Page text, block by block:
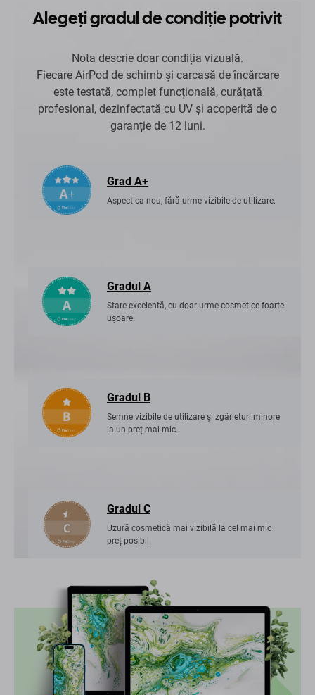
Alegeți gradul de condiție potrivit
Nota descrie doar condiția vizuală.
Fiecare AirPod de schimb și carcasă de încărcare
este testată, complet funcțională, curățată
profesional, dezinfectată cu UV și acoperită de o
garanție de 12 luni.
Grad A+
Aspect ca nou, fără urme vizibile de utilizare.
Gradul A
Stare excelentă, cu doar urme cosmetice foarte
ușoare.
Gradul B
Semne vizibile de utilizare și zgârieturi minore
la un preț mai mic.
Gradul C
Uzură cosmetică mai vizibilă la cel mai mic
preț posibil.